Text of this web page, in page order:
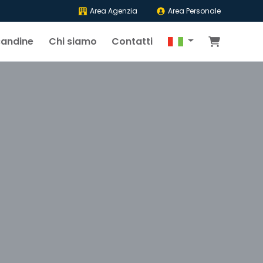
Area Agenzia Area Personale
Chi siamo Contatti